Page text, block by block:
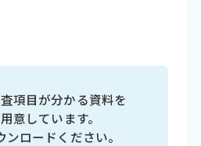
項目が分かる資料を
意しています。
ロードください。